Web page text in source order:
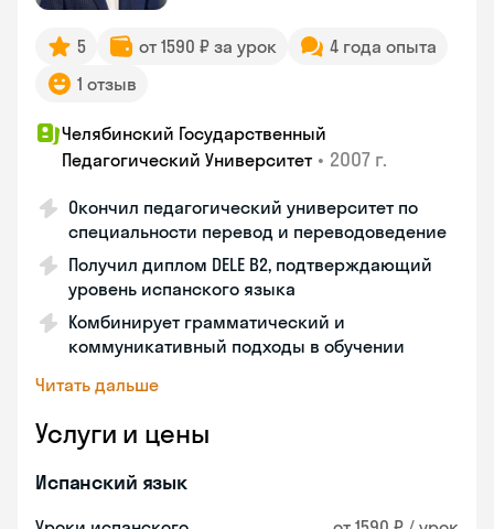
5 от 1590 ₽ за урок
4 года опыта
1 отзыв
Челябинский Государственный
Педагогический Университет • 2007 г.
Окончил педагогический университет по
специальности перевод и переводоведение
Получил диплом DELE B2, подтверждающий
уровень испанского языка
Комбинирует грамматический и
коммуникативный подходы в обучении
Читать дальше
Услуги и цены
Испанский язык